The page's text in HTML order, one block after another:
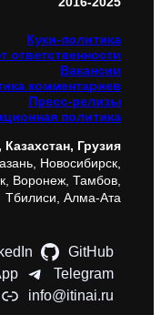
Куки-политика
ответственности
Вакансии
комментариев
Пресс-релизы
политика
Казахстан, Грузия
Новосибирск,
Воронеж, Тамбов,
Тбилиси, Алма-Ата
GitHub
Telegram
info@itinai.ru